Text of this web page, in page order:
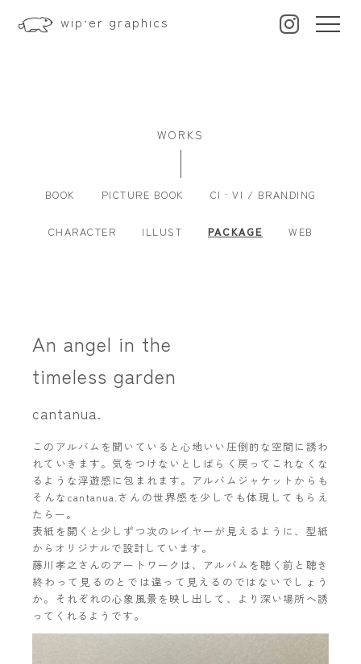
wip·er graphics
WORKS
BOOK PICTURE BOOK CI · VI / BRANDING
CHARACTER ILLUST PACKAGE WEB
An angel in the
timeless garden
cantanua.
このアルバムを聞いていると心地いい圧倒的な空間に誘わ
れていきます。気をつけないとしばらく戻ってこれなくな
るような浮遊感に包まれます。アルバムジャケットからも
そんなcantanua.さんの世界感を少しでも体現してもらえ
たらー。
表紙を開くと少しずつ次のレイヤーが見えるように、型紙
からオリジナルで設計しています。
藤川孝之さんのアートワークは、アルバムを聴く前と聴き
終わって見るのとでは違って見えるのではないでしょう
か。それぞれの心象風景を映し出して、より深い場所へ誘
ってくれるようです。